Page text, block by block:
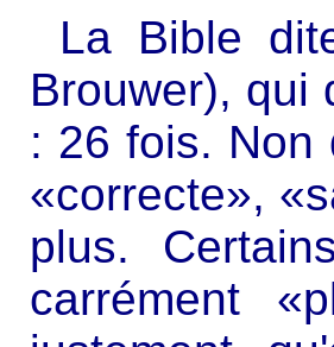
La Bible
Brouwer), qui
: 26 fois. Non
«correcte»,
plus.
carrément